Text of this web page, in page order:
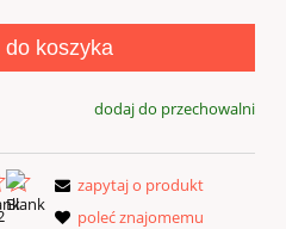
do koszyka
dodaj do przechowalni
zapytaj o produkt
poleć znajomemu